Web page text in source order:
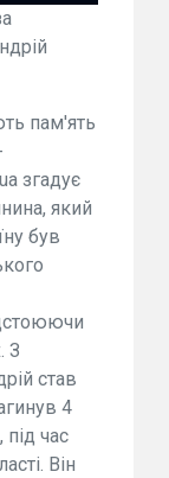
пам'ять
згадує
який
був
З
став
4
під час
Він